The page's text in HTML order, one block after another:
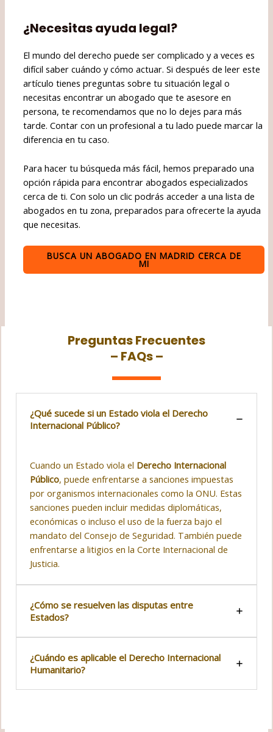
¿Necesitas ayuda legal?
El mundo del derecho puede ser complicado y a veces es
difícil saber cuándo y cómo actuar. Si después de leer este
artículo tienes preguntas sobre tu situación legal o
necesitas encontrar un abogado que te asesore en
persona, te recomendamos que no lo dejes para más
tarde. Contar con un profesional a tu lado puede marcar la
diferencia en tu caso.
Para hacer tu búsqueda más fácil, hemos preparado una
opción rápida para encontrar abogados especializados
cerca de ti. Con solo un clic podrás acceder a una lista de
abogados en tu zona, preparados para ofrecerte la ayuda
que necesitas.
BUSCA UN ABOGADO EN MADRID CERCA DE
MI
Preguntas Frecuentes
– FAQs –
¿Qué sucede si un Estado viola el Derecho
Internacional Público?
Cuando un Estado viola el Derecho Internacional
Público, puede enfrentarse a sanciones impuestas
por organismos internacionales como la ONU. Estas
sanciones pueden incluir medidas diplomáticas,
económicas o incluso el uso de la fuerza bajo el
mandato del Consejo de Seguridad. También puede
enfrentarse a litigios en la Corte Internacional de
Justicia.
¿Cómo se resuelven las disputas entre
Estados?
¿Cuándo es aplicable el Derecho Internacional
Humanitario?